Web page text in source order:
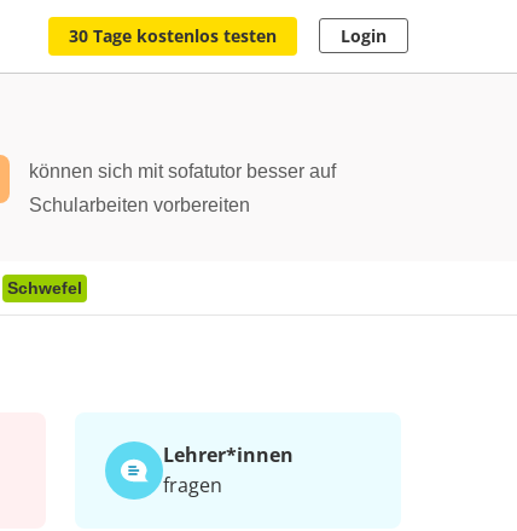
30 Tage kostenlos testen Login
können sich mit sofatutor besser auf
Schularbeiten vorbereiten
Schwefel
Lehrer*​innen
fragen